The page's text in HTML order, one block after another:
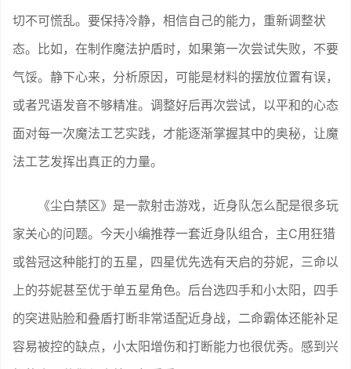
切不可慌乱。要保持冷静，相信自己的能力，重新调整状
态。比如，在制作魔法护盾时，如果第一次尝试失败，不要
气馁。静下心来，分析原因，可能是材料的摆放位置有误，
或者咒语发音不够精准。调整好后再次尝试，以平和的心态
面对每一次魔法工艺实践，才能逐渐掌握其中的奥秘，让魔
法工艺发挥出真正的力量。
《尘白禁区》是一款射击游戏，近身队怎么配是很多玩
家关心的问题。今天小编推荐一套近身队组合，主C用狂猎
或咎冠这种能打的五星，四星优先选有天启的芬妮，三命以
上的芬妮甚至优于单五星角色。后台选四手和小太阳，四手
的突进贴脸和叠盾打断非常适配近身战，二命霸体还能补足
容易被控的缺点，小太阳增伤和打断能力也很优秀。感到兴